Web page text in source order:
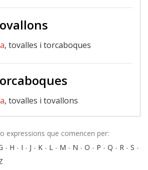
, tovalles i torcaboques
, tovalles i tovallons
expressions que comencen per:
- H - I - J - K - L - M - N - O - P - Q - R - S -